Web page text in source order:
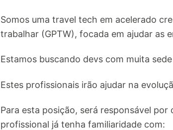
Somos uma travel tech em acelerado
trabalhar (GPTW), focada em ajudar as
Estamos buscando devs com muita
Estes profissionais irão ajudar na
Para esta posição, será responsável
profissional já tenha familiaridade com: